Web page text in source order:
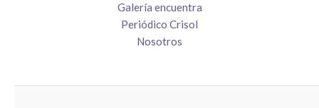
Galería encuentra
Periódico Crisol
Nosotros